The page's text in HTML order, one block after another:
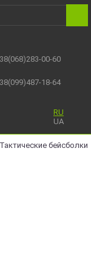
00-60
18-64
RU
UA
Тактические бейсболки